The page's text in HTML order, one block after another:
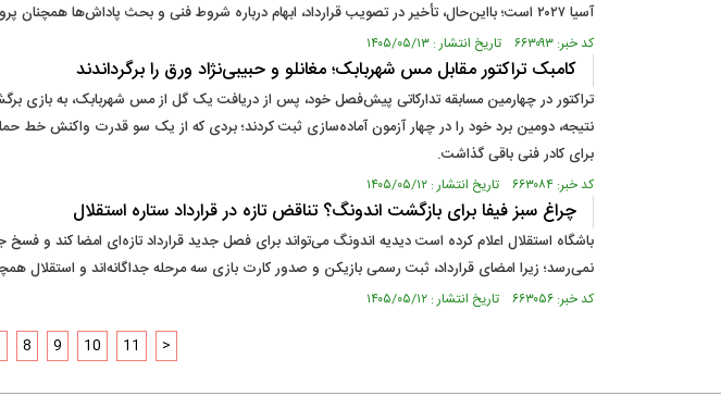
آسیا ۲۰۲۷ است؛ بااین‌حال، تأخیر در تصویب قرارداد، ابهام درباره شروط فنی و بحث پاداش‌ها همچنان پرونده سرمربی تیم ملی را باز نگه داشته است.
کد خبر: ۶۶۳۰۹۳ تاریخ انتشار : ۱۴۰۵/۰۵/۱۳
کامبک تراکتور مقابل مس شهربابک؛ مغانلو و حبیبی‌نژاد ورق را برگرداندند
نتیجه، دومین برد خود را در چهار آزمون آماده‌سازی ثبت کردند؛ بردی که از یک سو قدرت واکنش
برای کادر فنی باقی گذاشت.
کد خبر: ۶۶۳۰۸۴ تاریخ انتشار : ۱۴۰۵/۰۵/۱۲
چراغ سبز فیفا برای بازگشت اندونگ؟ تناقض تازه در قرارداد ستاره استقلال
باشگاه استقلال اعلام کرده است دیدیه اندونگ می‌تواند برای فصل جدید قرارداد تازه‌ای امضا کند و
نمی‌رسد؛ زیرا امضای قرارداد، ثبت رسمی بازیکن و صدور کارت بازی سه مرحله جداگانه‌اند و استقلال
کد خبر: ۶۶۳۰۵۶ تاریخ انتشار : ۱۴۰۵/۰۵/۱۲
8 9 10 11 >